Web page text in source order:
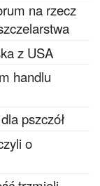
na rzecz
z USA
handlu
pszczół
o